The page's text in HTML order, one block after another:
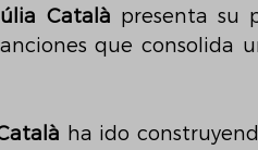
Català presenta su
que consolida
ha ido